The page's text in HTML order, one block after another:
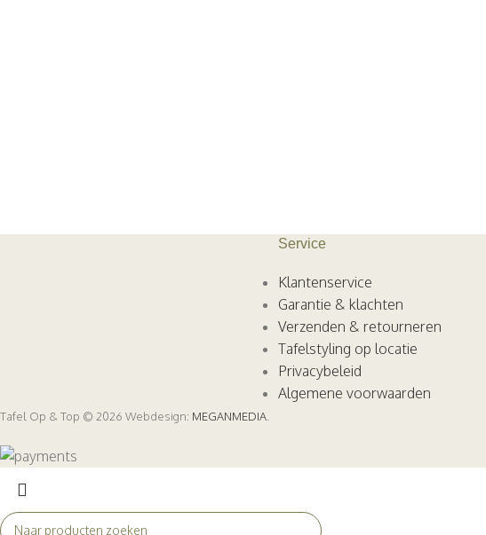
Service
Klantenservice
Garantie & klachten
Verzenden & retourneren
Tafelstyling op locatie
Privacybeleid
Algemene voorwaarden
Tafel Op & Top © 2026 Webdesign: MEGANMEDIA